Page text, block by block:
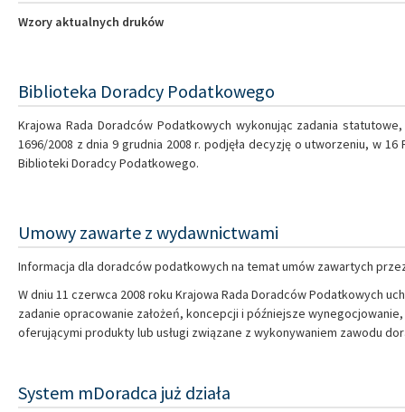
Wzory aktualnych druków
Biblioteka Doradcy Podatkowego
Krajowa Rada Doradców Podatkowych wykonując zadania
1696/2008 z dnia 9 grudnia 2008 r. podjęła decyzję o utworzeniu, w
Biblioteki Doradcy Podatkowego.
Umowy zawarte z wydawnictwami
Informacja dla doradców podatkowych na temat umów zawartych
W dniu 11 czerwca 2008 roku Krajowa Rada Doradców Podatkowych
zadanie opracowanie założeń, koncepcji i późniejsze
oferującymi produkty lub usługi związane z wykonywaniem zawodu
System mDoradca już działa